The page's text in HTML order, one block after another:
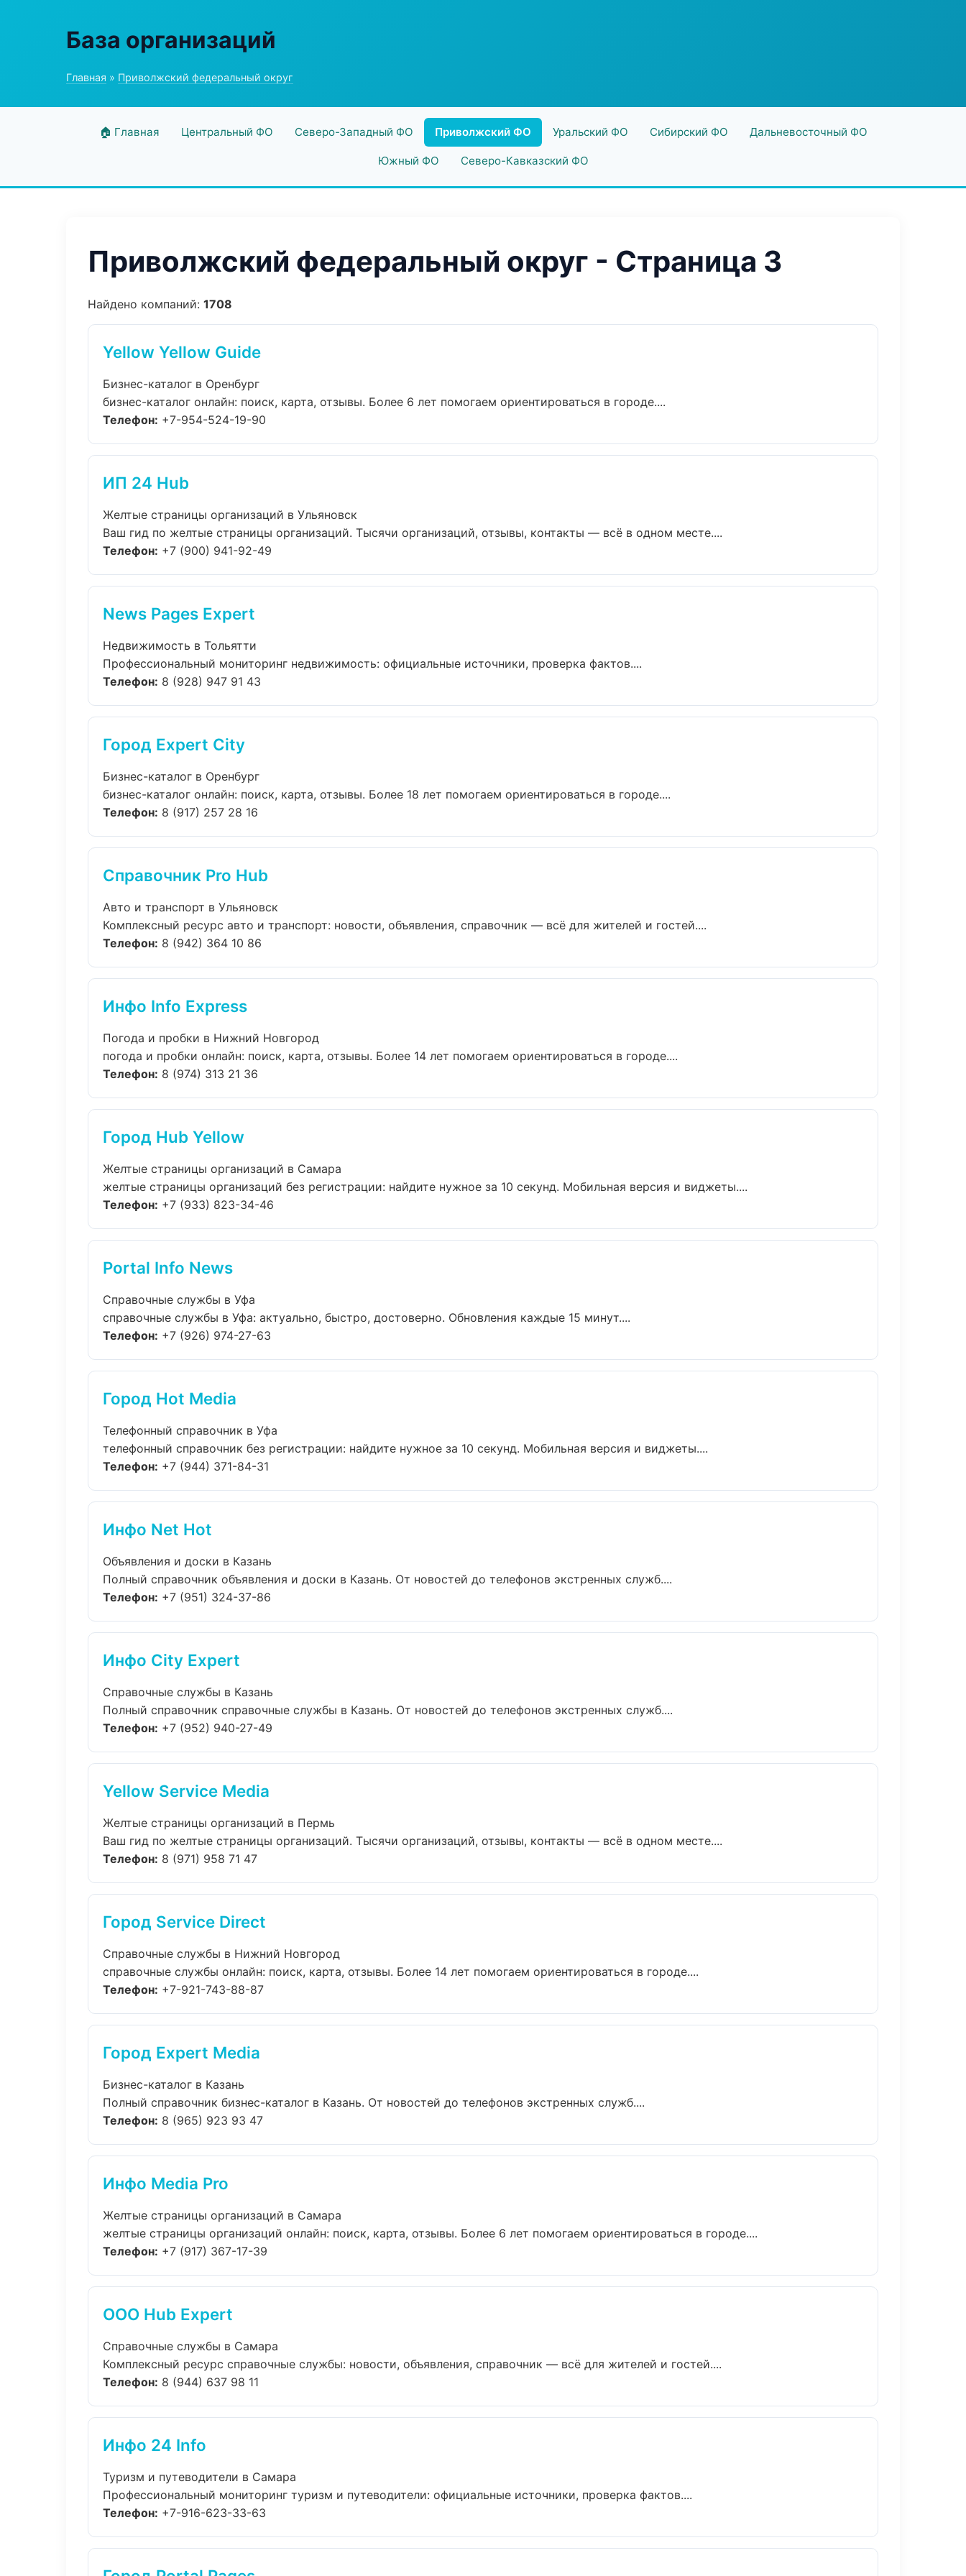
База организаций
Главная » Приволжский федеральный округ
🏠 Главная Центральный ФО Северо-Западный ФО Приволжский ФО Уральский ФО Сибирский ФО Дальневосточный ФО
Южный ФО Северо-Кавказский ФО
Приволжский федеральный округ - Страница 3
Найдено компаний: 1708
Yellow Yellow Guide
Бизнес-каталог в Оренбург
бизнес-каталог онлайн: поиск, карта, отзывы. Более 6 лет помогаем ориентироваться в городе....
Телефон: +7-954-524-19-90
ИП 24 Hub
Желтые страницы организаций в Ульяновск
Ваш гид по желтые страницы организаций. Тысячи организаций, отзывы, контакты — всё в одном месте....
Телефон: +7 (900) 941-92-49
News Pages Expert
Недвижимость в Тольятти
Профессиональный мониторинг недвижимость: официальные источники, проверка фактов....
Телефон: 8 (928) 947 91 43
Город Expert City
Бизнес-каталог в Оренбург
бизнес-каталог онлайн: поиск, карта, отзывы. Более 18 лет помогаем ориентироваться в городе....
Телефон: 8 (917) 257 28 16
Справочник Pro Hub
Авто и транспорт в Ульяновск
Комплексный ресурс авто и транспорт: новости, объявления, справочник — всё для жителей и гостей....
Телефон: 8 (942) 364 10 86
Инфо Info Express
Погода и пробки в Нижний Новгород
погода и пробки онлайн: поиск, карта, отзывы. Более 14 лет помогаем ориентироваться в городе....
Телефон: 8 (974) 313 21 36
Город Hub Yellow
Желтые страницы организаций в Самара
желтые страницы организаций без регистрации: найдите нужное за 10 секунд. Мобильная версия и виджеты....
Телефон: +7 (933) 823-34-46
Portal Info News
Справочные службы в Уфа
справочные службы в Уфа: актуально, быстро, достоверно. Обновления каждые 15 минут....
Телефон: +7 (926) 974-27-63
Город Hot Media
Телефонный справочник в Уфа
телефонный справочник без регистрации: найдите нужное за 10 секунд. Мобильная версия и виджеты....
Телефон: +7 (944) 371-84-31
Инфо Net Hot
Объявления и доски в Казань
Полный справочник объявления и доски в Казань. От новостей до телефонов экстренных служб....
Телефон: +7 (951) 324-37-86
Инфо City Expert
Справочные службы в Казань
Полный справочник справочные службы в Казань. От новостей до телефонов экстренных служб....
Телефон: +7 (952) 940-27-49
Yellow Service Media
Желтые страницы организаций в Пермь
Ваш гид по желтые страницы организаций. Тысячи организаций, отзывы, контакты — всё в одном месте....
Телефон: 8 (971) 958 71 47
Город Service Direct
Справочные службы в Нижний Новгород
справочные службы онлайн: поиск, карта, отзывы. Более 14 лет помогаем ориентироваться в городе....
Телефон: +7-921-743-88-87
Город Expert Media
Бизнес-каталог в Казань
Полный справочник бизнес-каталог в Казань. От новостей до телефонов экстренных служб....
Телефон: 8 (965) 923 93 47
Инфо Media Pro
Желтые страницы организаций в Самара
желтые страницы организаций онлайн: поиск, карта, отзывы. Более 6 лет помогаем ориентироваться в городе....
Телефон: +7 (917) 367-17-39
ООО Hub Expert
Справочные службы в Самара
Комплексный ресурс справочные службы: новости, объявления, справочник — всё для жителей и гостей....
Телефон: 8 (944) 637 98 11
Инфо 24 Info
Туризм и путеводители в Самара
Профессиональный мониторинг туризм и путеводители: официальные источники, проверка фактов....
Телефон: +7-916-623-33-63